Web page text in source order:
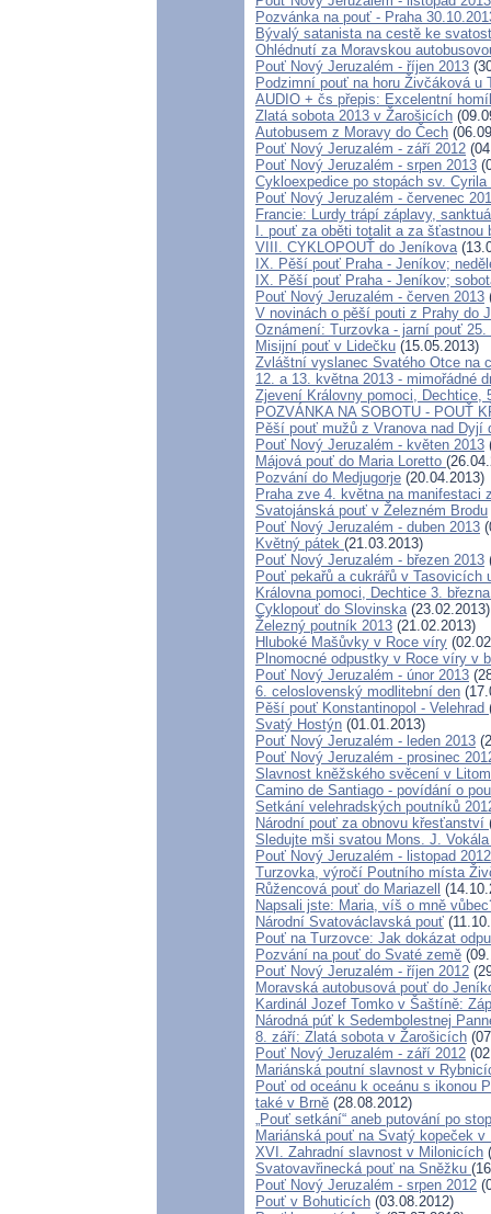
Pozvánka na pouť - Praha
Bývalý satanista na cestě ke
Ohlédnutí za Moravskou
Pouť Nový Jeruzalém - říjen 2013
Podzimní pouť na horu Živčáková u
AUDIO + čs přepis: Excelentní
Zlatá sobota 2013 v Žarošicích
Autobusem z Moravy do Čech
Pouť Nový Jeruzalém - září 2012
Pouť Nový Jeruzalém - srpen 2013
Cykloexpedice po stopách sv. Cyrila
Pouť Nový Jeruzalém - červenec
Francie: Lurdy trápí záplavy,
I. pouť za oběti totalit a za šťastnou
VIII. CYKLOPOUŤ do Jeníkova
IX. Pěší pouť Praha - Jeníkov;
IX. Pěší pouť Praha - Jeníkov;
Pouť Nový Jeruzalém - červen 2013
V novinách o pěší pouti z Prahy do
Oznámení: Turzovka - jarní pouť 25.
Misijní pouť v Lidečku (15.05.2013)
Zvláštní vyslanec Svatého Otce na
12. a 13. května 2013 - mimořádné
Zjevení Královny pomoci, Dechtice,
POZVÁNKA NA SOBOTU - POUŤ
Pěší pouť mužů z Vranova nad Dyjí
Pouť Nový Jeruzalém - květen 2013
Májová pouť do Maria Loretto
Pozvání do Medjugorje (20.04.2013)
Praha zve 4. května na manifestaci
Svatojánská pouť v Železném Brodu
Pouť Nový Jeruzalém - duben 2013
Květný pátek (21.03.2013)
Pouť Nový Jeruzalém - březen 2013
Pouť pekařů a cukrářů v Tasovicích
Královna pomoci, Dechtice 3.
Cyklopouť do Slovinska (23.02.2013)
Železný poutník 2013 (21.02.2013)
Hluboké Mašůvky v Roce víry
Plnomocné odpustky v Roce víry v
Pouť Nový Jeruzalém - únor 2013
6. celoslovenský modlitební den
Pěší pouť Konstantinopol - Velehrad
Svatý Hostýn (01.01.2013)
Pouť Nový Jeruzalém - leden 2013
Pouť Nový Jeruzalém - prosinec
Slavnost kněžského svěcení v
Camino de Santiago - povídání o
Setkání velehradských poutníků
Národní pouť za obnovu křesťanství
Sledujte mši svatou Mons. J.
Pouť Nový Jeruzalém - listopad 2012
Turzovka, výročí Poutního místa
Růžencová pouť do Mariazell
Napsali jste: Maria, víš o mně
Národní Svatováclavská pouť
Pouť na Turzovce: Jak dokázat
Pozvání na pouť do Svaté země
Pouť Nový Jeruzalém - říjen 2012
Moravská autobusová pouť do
Kardinál Jozef Tomko v Šaštíně:
Národná púť k Sedembolestnej
8. září: Zlatá sobota v Žarošicích
Pouť Nový Jeruzalém - září 2012
Mariánská poutní slavnost v
Pouť od oceánu k oceánu s ikonou
také v Brně (28.08.2012)
„Pouť setkání“ aneb putování po
Mariánská pouť na Svatý kopeček v
XVI. Zahradní slavnost v Milonicích
Svatovavřinecká pouť na Sněžku
Pouť Nový Jeruzalém - srpen 2012
Pouť v Bohuticích (03.08.2012)